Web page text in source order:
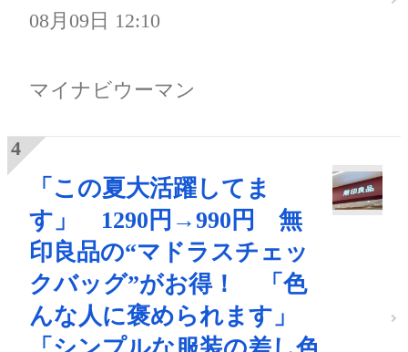
08月09日 12:10
マイナビウーマン
「この夏大活躍してま
す」 1290円→990円 無
印良品の“マドラスチェッ
クバッグ”がお得！ 「色
んな人に褒められます」